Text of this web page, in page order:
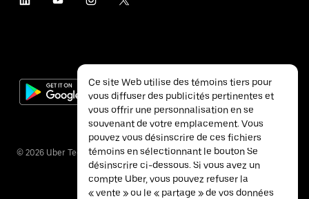
© 2026 Uber Technologies inc.
Ce site Web utilise des témoins tiers pour
vous diffuser des publicités pertinentes et
vous offrir une personnalisation en se
souvenant de votre emplacement. Vous
pouvez vous désinscrire de ces fichiers
témoins en sélectionnant le bouton Se
désinscrire ci-dessous. Si vous avez un
compte Uber, vous pouvez refuser la
« vente » ou le « partage » de vos données